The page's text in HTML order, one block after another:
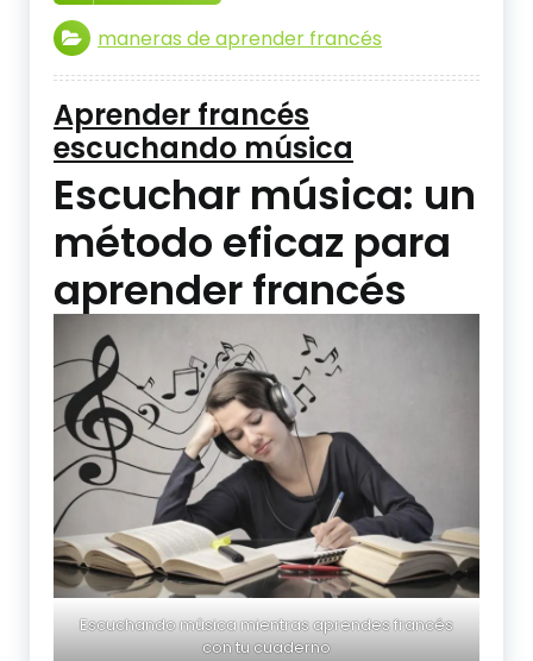
maneras de aprender francés
Aprender francés
escuchando música
Escuchar música: un
método eficaz para
aprender francés
Escuchando música mientras aprendes francés
con tu cuaderno